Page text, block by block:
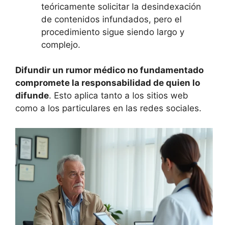
teóricamente solicitar la desindexación
de contenidos infundados, pero el
procedimiento sigue siendo largo y
complejo.
Difundir un rumor médico no fundamentado
compromete la responsabilidad de quien lo
difunde. Esto aplica tanto a los sitios web
como a los particulares en las redes sociales.